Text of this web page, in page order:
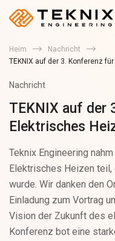
Heim
Nachricht
TEKNIX auf der 3. Konferenz
Nachricht
TEKNIX auf der
Elektrisches
Teknix Engineering
Elektrisches Heizen
wurde. Wir danken den
Einladung zum Vortrag
Vision der Zukunft des
Konferenz bot eine